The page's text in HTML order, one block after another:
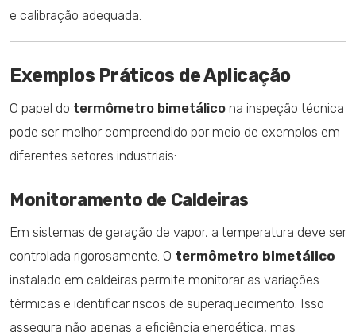
e calibração adequada.
Exemplos Práticos de Aplicação
O papel do termômetro bimetálico na inspeção técnica
pode ser melhor compreendido por meio de exemplos em
diferentes setores industriais:
Monitoramento de Caldeiras
Em sistemas de geração de vapor, a temperatura deve ser
controlada rigorosamente. O termômetro bimetálico
instalado em caldeiras permite monitorar as variações
térmicas e identificar riscos de superaquecimento. Isso
assegura não apenas a eficiência energética, mas